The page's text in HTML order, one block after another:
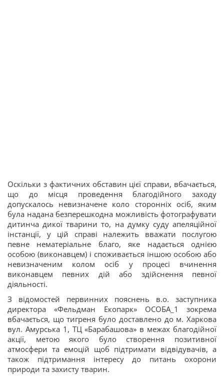
Оскільки з фактичних обставин цієї справи, вбачається,
що до місця проведення благодійного заходу
допускалось невизначене коло сторонніх осіб, яким
була надана безперешкодна можливість фотографувати
дитинча дикої тварини то, на думку суду апеляційної
інстанції, у цій справі належить вважати послугою
певне нематеріальне благо, яке надається однією
особою (виконавцем) і споживається іншою особою або
невизначеним колом осіб у процесі вчинення
виконавцем певних дій або здійснення певної
діяльності.
З відомостей первинних пояснень в.о. заступника
директора «Фельдман Екопарк» ОСОБА_1 зокрема
вбачається, що тигреня було доставлено до м. Харкова
вул. Амурська 1, ТЦ «Барабашова» в межах благодійної
акції, метою якого було створення позитивної
атмосфери та емоцій щоб підтримати відвідувачів, а
також підтримання інтересу до питань охорони
природи та захисту тварин.